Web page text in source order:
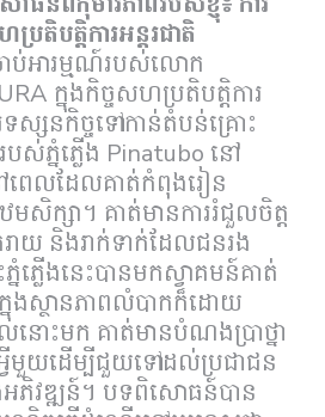
រតិបត្តិការអន្តរជាតិ
ប់អារម្មណ៍របស់លោក
ក្នុងកិច្ចសហប្រតិបត្តិការ
ស្សនកិច្ចទៅកាន់តំបន់គ្រោះ
បស់ភ្នំភ្លើង Pinatubo នៅ
េលដែលគាត់កំពុងរៀន
សិក្សា។ គាត់មានការរំជួលចិត្ត
រាយ និងរាក់ទាក់ដែលជនរង
ភ្លើងនេះបានមកស្វាគមន៍គាត់
នុងស្ថានភាពលំបាកក៏ដោយ
ោះមក គាត់មានបំណងប្រាថ្នា
ើអ្វីមួយដើម្បីជួយទៅដល់ប្រជាជន
ភិវឌ្ឍន៍។ បទពិសោធន៍បាន